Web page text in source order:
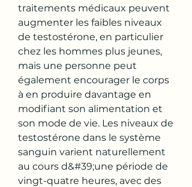
traitements médicaux peuvent
augmenter les faibles niveaux
de testostérone, en particulier
chez les hommes plus jeunes,
mais une personne peut
également encourager le corps
à en produire davantage en
modifiant son alimentation et
son mode de vie. Les niveaux de
testostérone dans le système
sanguin varient naturellement
au cours d&#39;une période de
vingt-quatre heures, avec des